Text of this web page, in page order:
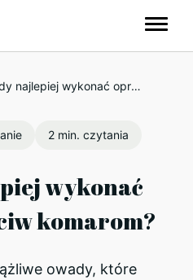
Kiedy najlepiej wykonać oprysk przeciw komarom?
2 min. czytania
wykonać
komarom?
owady, które